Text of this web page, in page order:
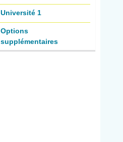
Université 1
Options
supplémentaires